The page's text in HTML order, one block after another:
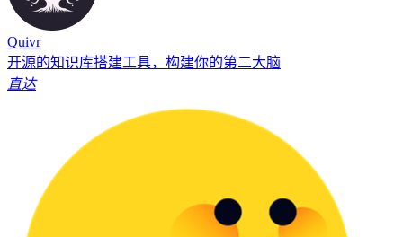
Quivr
开源的知识库搭建工具，构建你的第二大脑
直达